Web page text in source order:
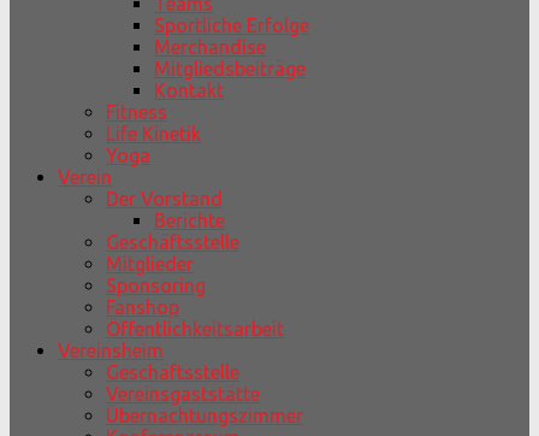
Sportliche Erfolge
Merchandise
Mitgliedsbeiträge
Kontakt
Fitness
Life Kinetik
Yoga
Verein
Der Vorstand
Berichte
Geschäftsstelle
Mitglieder
Sponsoring
Fanshop
Öffentlichkeitsarbeit
Vereinsheim
Geschäftsstelle
Vereinsgaststätte
Übernachtungszimmer